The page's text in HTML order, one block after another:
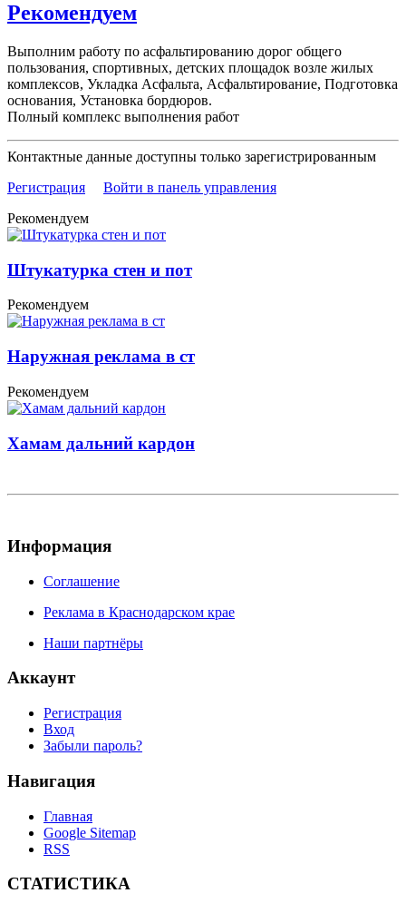
Рекомендуем
Выполним работу по асфальтированию дорог общего
пользования, спортивных, детских площадок возле жилых
комплексов, Укладка Асфальта, Асфальтирование, Подготовка
основания, Установка бордюров.
Полный комплекс выполнения работ
Контактные данные доступны только зарегистрированным
Регистрация
Войти в панель управления
Рекомендуем
Штукатурка стен и пот
Рекомендуем
Наружная реклама в ст
Рекомендуем
Хамам дальний кардон
Информация
Соглашение
Реклама в Краснодарском крае
Наши партнёры
Аккаунт
Регистрация
Вход
Забыли пароль?
Навигация
Главная
Google Sitemap
RSS
СТАТИСТИКА